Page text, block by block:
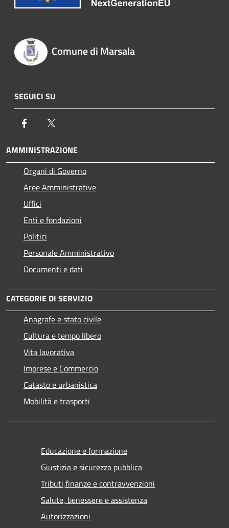
Comune di Marsala
SEGUICI SU
Facebook
AMMINISTRAZIONE
Organi di Governo
Aree Amministrative
Uffici
Enti e fondazioni
Politici
Personale Amministrativo
Documenti e dati
CATEGORIE DI SERVIZIO
Anagrafe e stato civile
Cultura e tempo libero
Vita lavorativa
Imprese e Commercio
Catasto e urbanistica
Mobilità e trasporti
Educazione e formazione
Giustizia e sicurezza pubblica
Tributi,finanze e contravvenzioni
Salute, benessere e assistenza
Autorizzazioni